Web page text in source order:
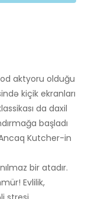
aktyoru olduğu
kiçik ekranları
da daxil
başladı
Kutcher-in
bir atadır.
Evlilik,